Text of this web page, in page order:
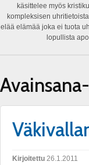
käsittelee myös
kompleksisen
elää elämää joka ei tuota
lopullista
Kirjoitettu 26.1.2011